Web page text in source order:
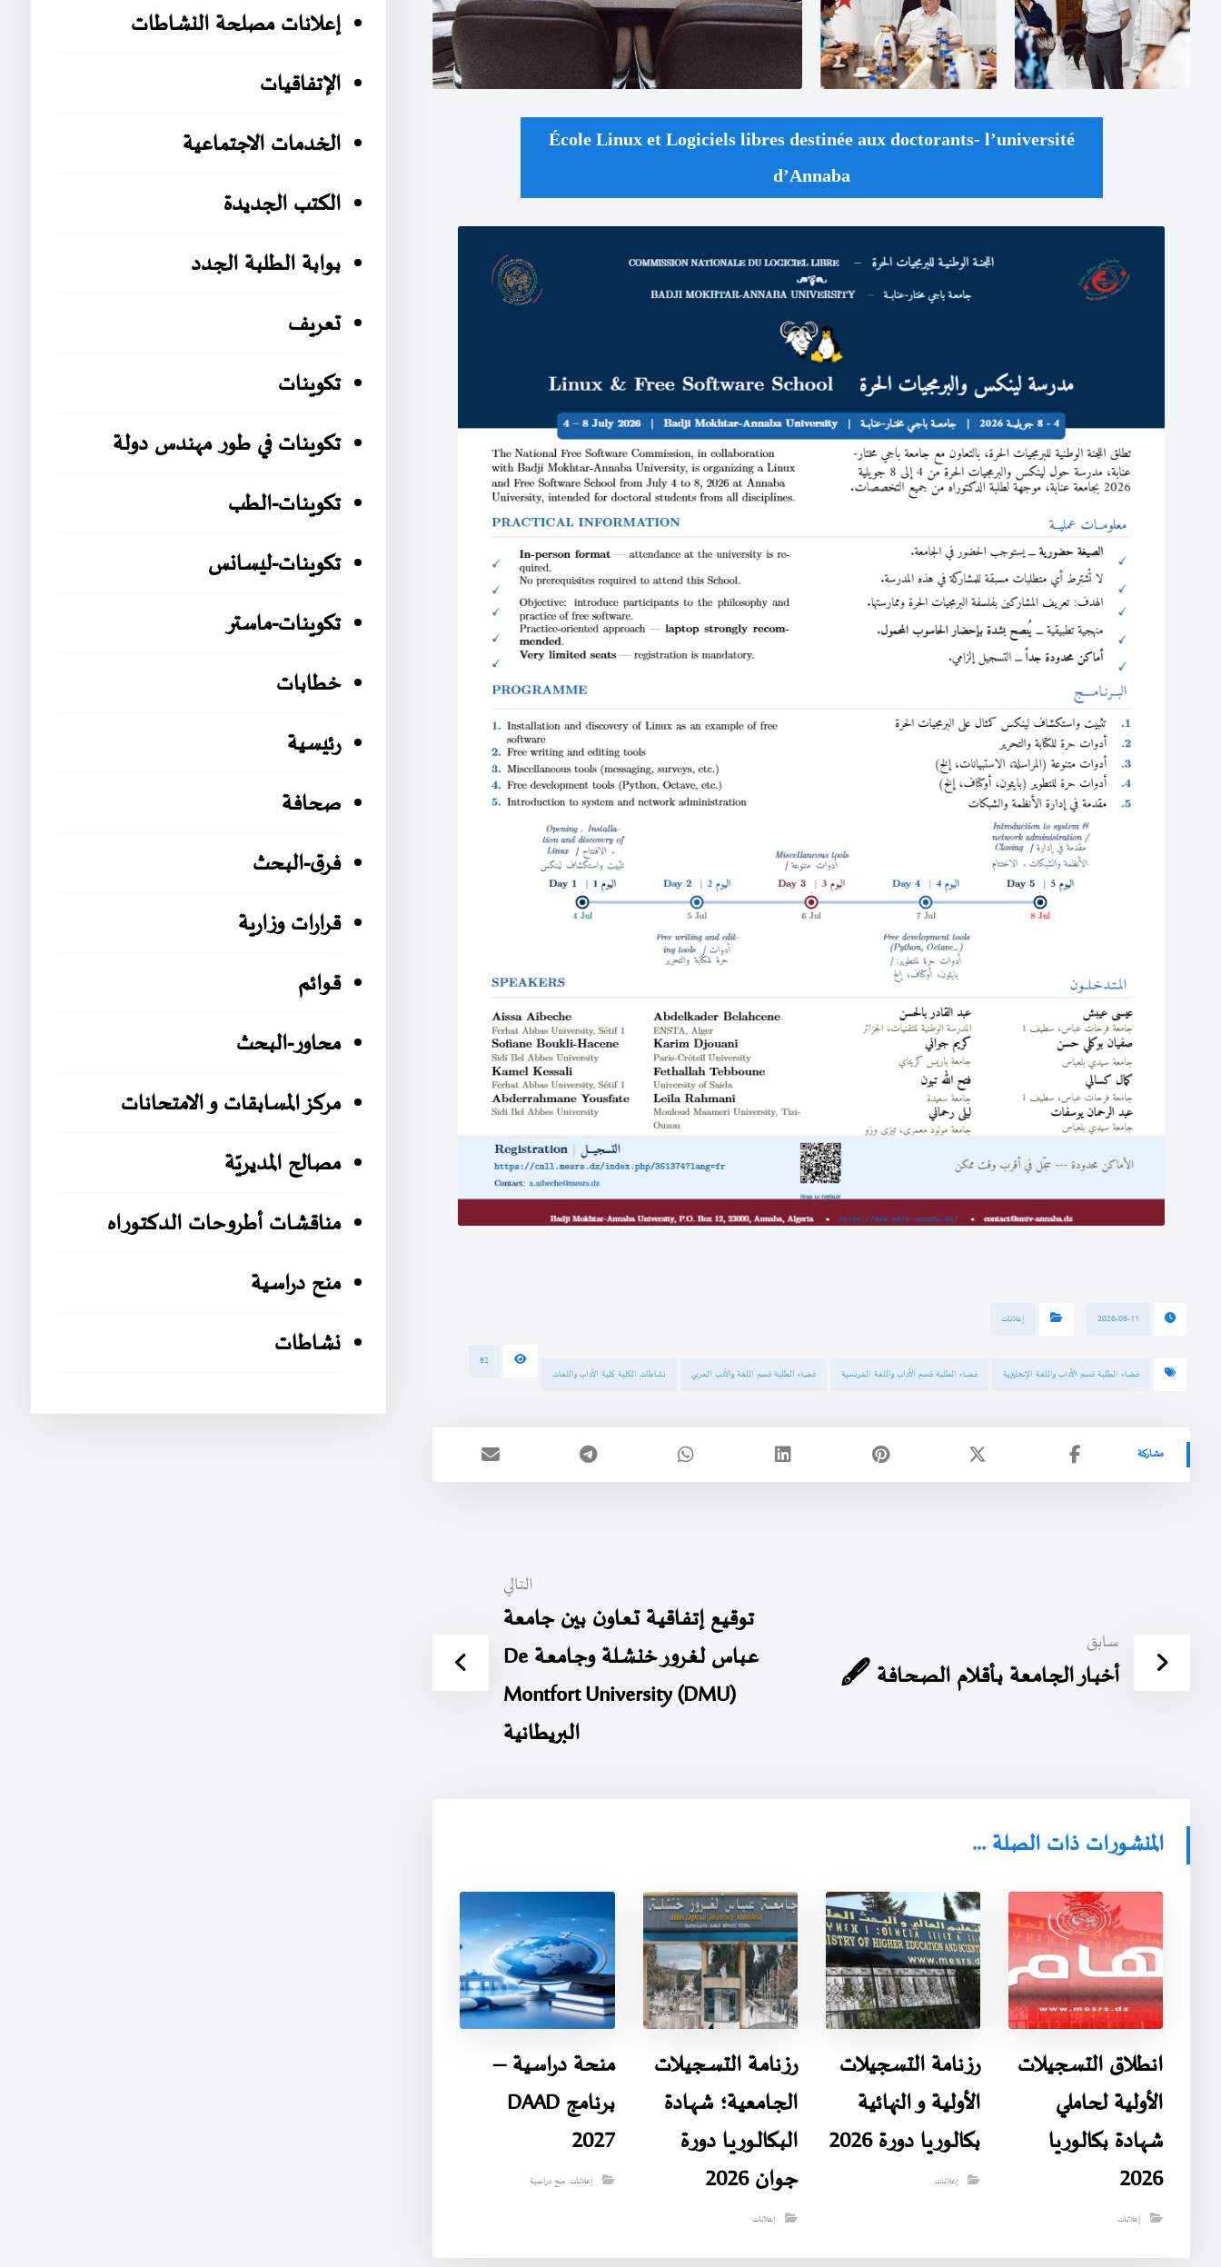
École Linux et Logiciels libres destinée aux doctorants- l’université
d’Annaba
2026-06-11 إعلانات
فضاء الطلبة قسم الآداب واللغة الإنجليزية فضاء الطلبة قسم الآداب واللغة الفرنسية فضاء الطلبة قسم اللغة والأدب العربي نشاطات الكلية كلية الآداب واللغات
82
سابق
أخبـار الجـامـعة بـأقـلام الصـحـافة 🖋️
التالي
توقيع إتـفـاقيـة تـعـاون بين جامعة
عـباس لغـرور خنـشـلة وجـامعـة De
Montfort University (DMU)
البريطانية
المنشورات ذات الصلة ...
انطلاق التسجيلات
الأولية لحاملي
شهادة بكالوريا
2026
إعلانات
رزنامة التسجيلات
الأولية و النهائية
بكالوريا دورة 2026
إعلانات
رزنامـة التسـجيـلات
الجـامعية؛ شهـادة
البـكالـوريـا دورة
جوان 2026
إعلانات
منحة دراسية –
برنامج DAAD
2027
إعلانات,منح دراسية
إعلانات مصلحة النشاطات
الإتفاقيات
الخدمات الاجتماعية
الكتب الجديدة
بوابة الطلبة الجدد
تعريف
تكوينات
تكوينات في طور مهندس دولة
تكوينات-الطب
تكوينات-ليسانس
تكوينات-ماستر
خطابات
رئيسية
صحافة
فرق-البحث
قرارات وزارية
قوائم
محاور-البحث
مركز المسابقات و الامتحانات
مصالح المديريّة
مناقشات أطروحات الدكتوراه
منح دراسية
نشاطات